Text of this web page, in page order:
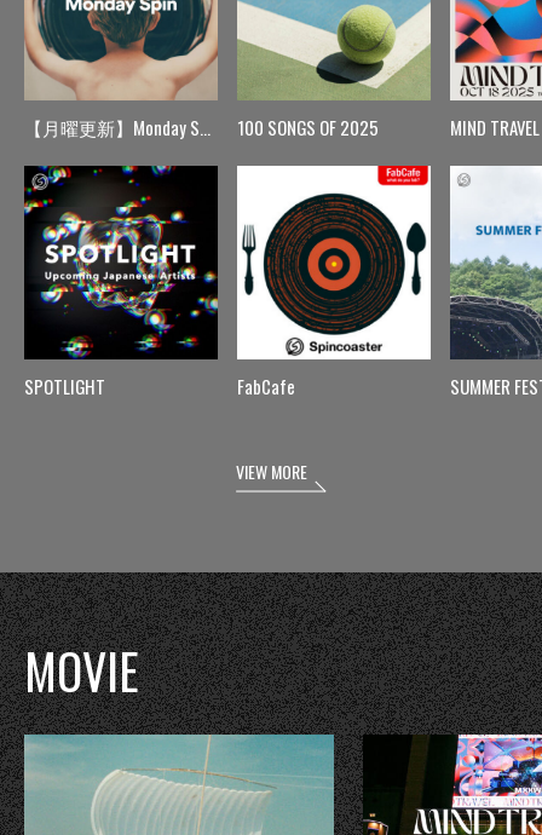
【月曜更新】Monday Spin
SPOTLIGHT
100 SONGS OF 2025
FabCafe
MIND TRAVEL
SUMMER
VIEW MORE
MOVIE